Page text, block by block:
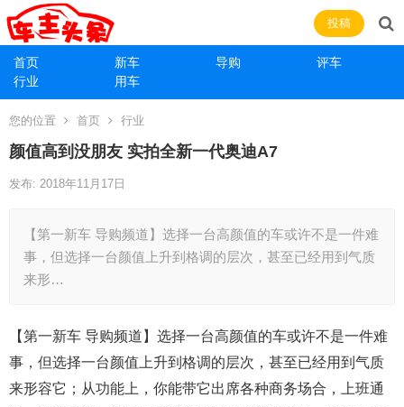
首页 新车 导购
评车
行业
用车
投稿
您的位置 首页 行业
颜值高到没朋友 实拍全新一代奥迪A7
发布: 2018年11月17日
【第一新车 导购频道】选择一台高颜值的车或许不是一件难
事，但选择一台颜值上升到格调的层次，甚至已经用到气质
来形…
【第一新车 导购频道】选择一台高颜值的车或许不是一件难
事，但选择一台颜值上升到格调的层次，甚至已经用到气质
来形容它；从功能上，你能带它出席各种商务场合，上班通